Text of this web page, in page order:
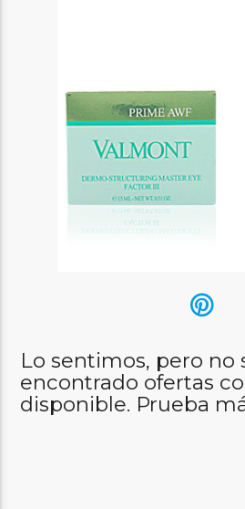
Lo sentimos, pero no
encontrado ofertas
disponible. Prueba